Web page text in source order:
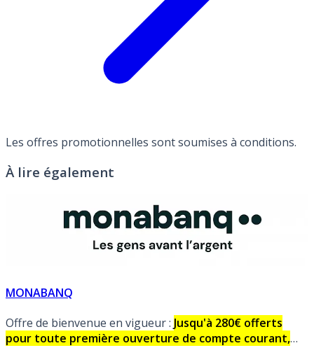
Les offres promotionnelles sont soumises à conditions.
À lire également
MONABANQ
Offre de bienvenue en vigueur : Jusqu'à 280€ offerts
pour toute première ouverture de compte courant,